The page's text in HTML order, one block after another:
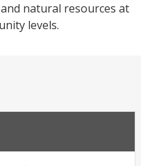
natural resources at
levels.